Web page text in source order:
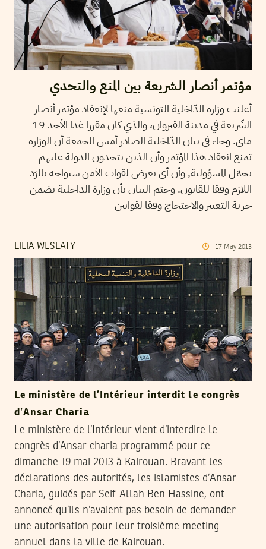
مؤتمر أنصار الشريعة بين المنع والتحدي
أعلنت وزارة الدّاخلية التونسية منعها لإنعقاد مؤتمر أنصار
الشّريعة في مدينة القيروان، والذي كان مقررا غدا الأحد 19
ماي. وجاء في بيان الدّاخلية الصادر أمس الجمعة أن الوزارة
تمنع انعقاد هذا المؤتمر وأن الذين يتحدون الدولة عليهم
تحمّل المسؤولية, وأن أي تعرض لقوات الأمن سيواجه بالرّد
اللازم وفقا للقانون. وختم البيان بأن وزارة الداخلية تضمن
حرية التعبير والاحتجاج وفقا لقوانين
LILIA WESLATY 17 May 2013
Le ministère de l’Intérieur interdit le congrès
d’Ansar Charia
Le ministère de l’Intérieur vient d’interdire le
congrès d’Ansar charia programmé pour ce
dimanche 19 mai 2013 à Kairouan. Bravant les
déclarations des autorités, les islamistes d’Ansar
Charia, guidés par Seif-Allah Ben Hassine, ont
annoncé qu’ils n’avaient pas besoin de demander
une autorisation pour leur troisième meeting
annuel dans la ville de Kairouan.